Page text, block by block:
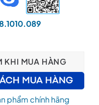
KHI MUA HÀNG
phẩm chính hãng
11 – New 100% số lượng